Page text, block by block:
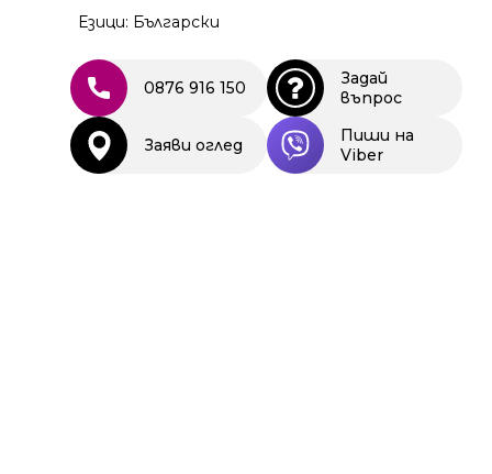
Езици: Български
0876 916 150
Задай
въпрос
Заяви оглед
Пиши на
Viber